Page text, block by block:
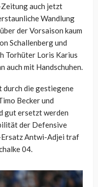
Zeitung auch jetzt
Wandlung
der Vorsaison kaum
Schallenberg und
Torhüter Loris Karius
auch mit Handschuhen.
durch die gestiegene
Becker und
gut ersetzt werden
der Defensive
Ersatz Antwi-Adjei traf
04.